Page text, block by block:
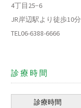
4丁目25−6
JR岸辺駅より徒歩10分
TEL06-6388-6666
診療時間
診療時間